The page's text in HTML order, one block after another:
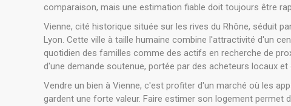
comparaison, mais une estimation fiable doit toujours être
Vienne, cité historique située sur les rives du Rhône, séduit
Lyon. Cette ville à taille humaine combine l'attractivité d'un
quotidien des familles comme des actifs en recherche de
d'une demande soutenue, portée par des acheteurs locaux
Vendre un bien à Vienne, c'est profiter d'un marché où les
gardent une forte valeur. Faire estimer son logement permet